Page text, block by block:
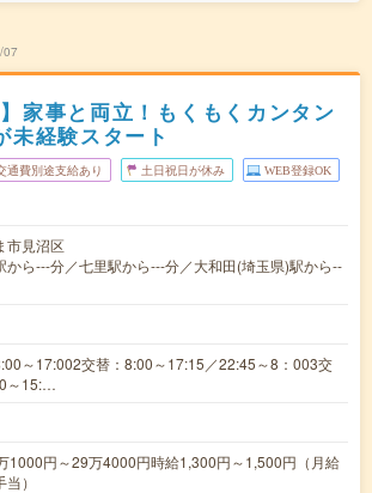
07
】家事と両立！もくもくカンタン
未経験スタート
通費別途支給あり 土日祝日が休み WEB登録OK
市見沼区
から---分／七里駅から---分／大和田(埼玉県)駅から--
～17:002交替：8:00～17:15／22:45～8：003交
～15:…
1000円～29万4000円時給1,300円～1,500円（月給
）